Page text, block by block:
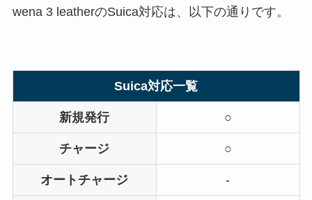
wena 3 leatherのSuica対応は、以下の通りです。
Suica対応一覧
新規発行 ○
チャージ ○
オートチャージ -